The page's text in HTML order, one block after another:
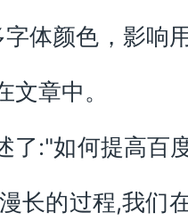
体颜色，影响
章中。
了:"如何提高百
长的过程,我们